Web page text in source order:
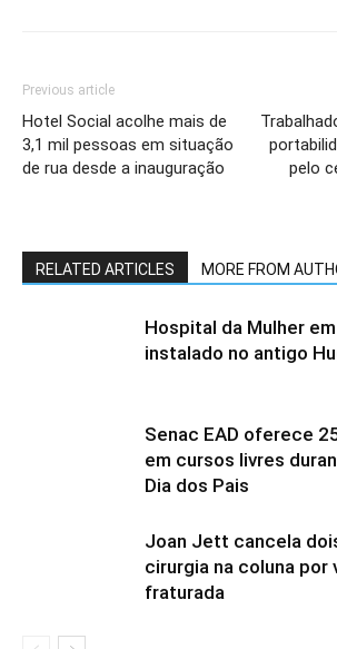
Previous article
Hotel Social acolhe mais de
3,1 mil pessoas em situação
de rua desde a inauguração
pelo
RELATED ARTICLES MORE FROM
Hospital da Mulher
instalado no antigo
Senac EAD oferece
em cursos livres
Dia dos Pais
Joan Jett cancela
cirurgia na coluna por
fraturada